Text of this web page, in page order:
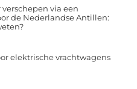
via een
de Nederlandse Antillen:
elektrische vrachtwagens